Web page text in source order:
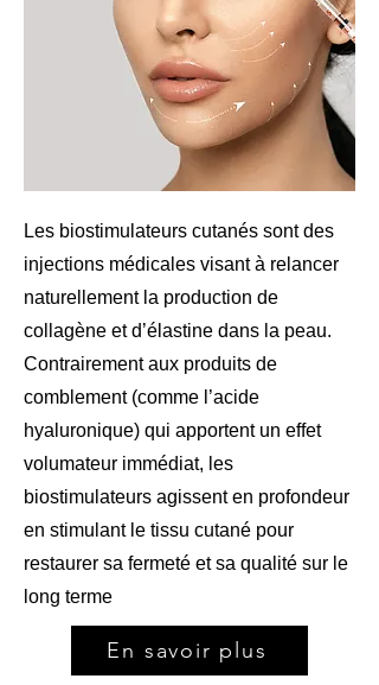
Les biostimulateurs cutanés sont des
injections médicales visant à relancer
naturellement la production de
collagène et d’élastine dans la peau.
Contrairement aux produits de
comblement (comme l’acide
hyaluronique) qui apportent un effet
volumateur immédiat, les
biostimulateurs agissent en profondeur
en stimulant le tissu cutané pour
restaurer sa fermeté et sa qualité sur le
long terme
En savoir plus